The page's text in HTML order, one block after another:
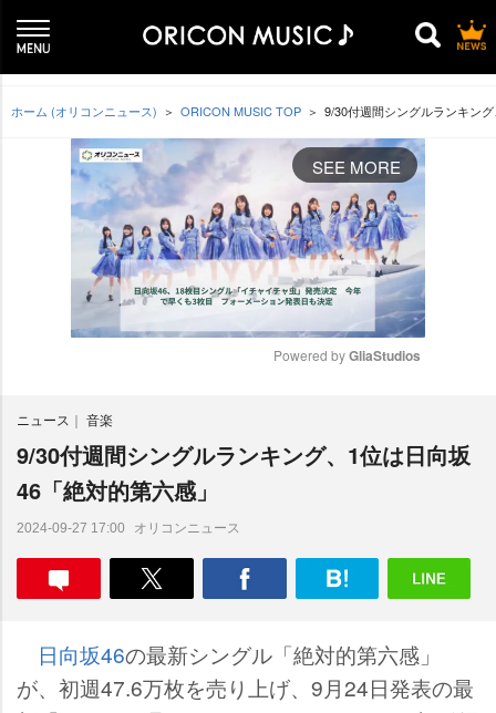
ホーム (オリコンニュース) ORICON MUSIC TOP 9/30付週間シングルランキン
SEE MORE
e
Powered by GliaStudios
ニュース 音楽
9/30付週間シングルランキング、1位は日向坂
46「絶対的第六感」
2024-09-27 17:00 オリコンニュース
日向坂46の最新シングル「絶対的第六感」
が、初週47.6万枚を売り上げ、9月24日発表の最